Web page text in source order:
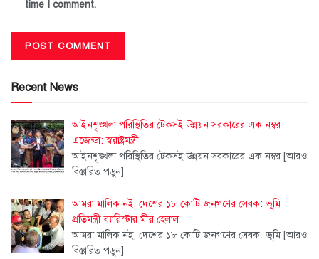
time I comment.
Recent News
আইনশৃঙ্খলা পরিস্থিতির টেকসই উন্নয়ন সরকারের এক নম্বর
এজেন্ডা: স্বরাষ্ট্রমন্ত্রী
আইনশৃঙ্খলা পরিস্থিতির টেকসই উন্নয়ন সরকারের এক নম্বর [আরও
বিস্তারিত পড়ুন]
আমরা মালিক নই, দেশের ১৮ কোটি জনগণের সেবক: ভূমি
প্রতিমন্ত্রী ব্যারিস্টার মীর হেলাল
আমরা মালিক নই, দেশের ১৮ কোটি জনগণের সেবক: ভূমি [আরও
বিস্তারিত পড়ুন]